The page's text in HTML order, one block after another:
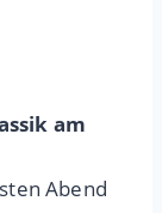
am
Abend